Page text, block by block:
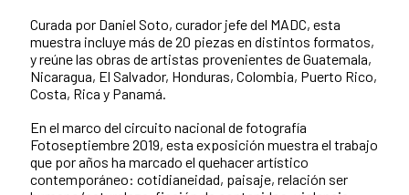
Curada por Daniel Soto, curador jefe del MADC, esta
muestra incluye más de 20 piezas en distintos formatos,
y reúne las obras de artistas provenientes de Guatemala,
Nicaragua, El Salvador, Honduras, Colombia, Puerto Rico,
Costa, Rica y Panamá.
En el marco del circuito nacional de fotografía
Fotoseptiembre 2019, esta exposición muestra el trabajo
que por años ha marcado el quehacer artístico
contemporáneo: cotidianeidad, paisaje, relación ser